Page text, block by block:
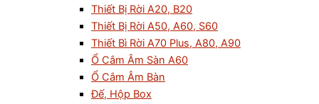
Thiết Bị Rời A20, B20
Thiết Bị Rời A50, A60, S60
Thiết Bì Rời A70 Plus, A80, A90
Ổ Cắm Âm Sàn A60
Ổ Cắm Âm Bàn
Đế, Hộp Box